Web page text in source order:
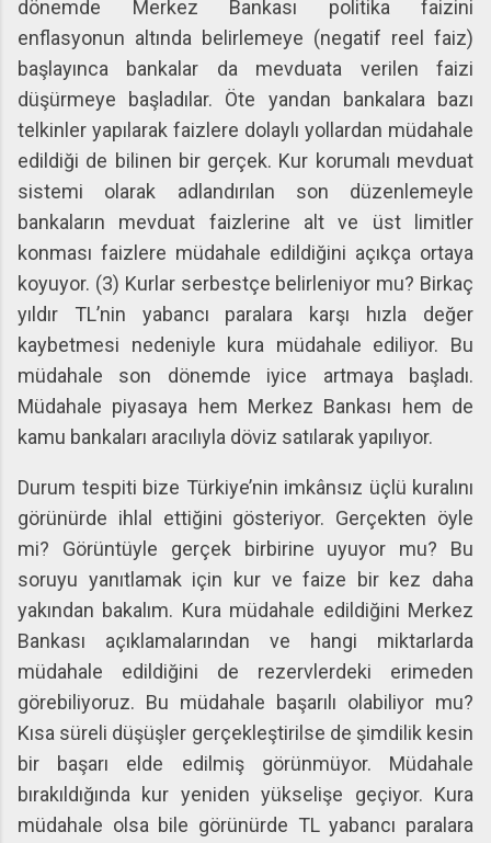
dönemde Merkez Bankası politika faizini
enflasyonun altında belirlemeye (negatif reel faiz)
başlayınca bankalar da mevduata verilen faizi
düşürmeye başladılar. Öte yandan bankalara bazı
telkinler yapılarak faizlere dolaylı yollardan müdahale
edildiği de bilinen bir gerçek. Kur korumalı mevduat
sistemi olarak adlandırılan son düzenlemeyle
bankaların mevduat faizlerine alt ve üst limitler
konması faizlere müdahale edildiğini açıkça ortaya
koyuyor. (3) Kurlar serbestçe belirleniyor mu? Birkaç
yıldır TL’nin yabancı paralara karşı hızla değer
kaybetmesi nedeniyle kura müdahale ediliyor. Bu
müdahale son dönemde iyice artmaya başladı.
Müdahale piyasaya hem Merkez Bankası hem de
kamu bankaları aracılıyla döviz satılarak yapılıyor.
Durum tespiti bize Türkiye’nin imkânsız üçlü kuralını
görünürde ihlal ettiğini gösteriyor. Gerçekten öyle
mi? Görüntüyle gerçek birbirine uyuyor mu? Bu
soruyu yanıtlamak için kur ve faize bir kez daha
yakından bakalım. Kura müdahale edildiğini Merkez
Bankası açıklamalarından ve hangi miktarlarda
müdahale edildiğini de rezervlerdeki erimeden
görebiliyoruz. Bu müdahale başarılı olabiliyor mu?
Kısa süreli düşüşler gerçekleştirilse de şimdilik kesin
bir başarı elde edilmiş görünmüyor. Müdahale
bırakıldığında kur yeniden yükselişe geçiyor. Kura
müdahale olsa bile görünürde TL yabancı paralara